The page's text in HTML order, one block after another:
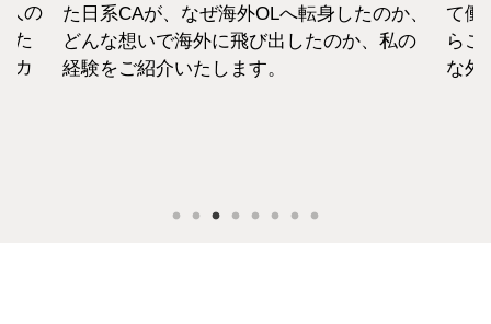
人の
た
カ
た日系CAが、なぜ海外OLへ転身したのか、
どんな想いで海外に飛び出したのか、私の
経験をご紹介いたします。
て働
らこ
な外